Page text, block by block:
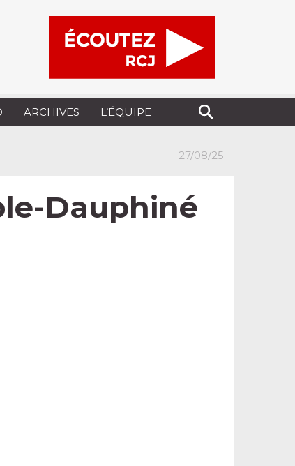
ARCHIVES L’ÉQUIPE
27/08/25
Dauphiné